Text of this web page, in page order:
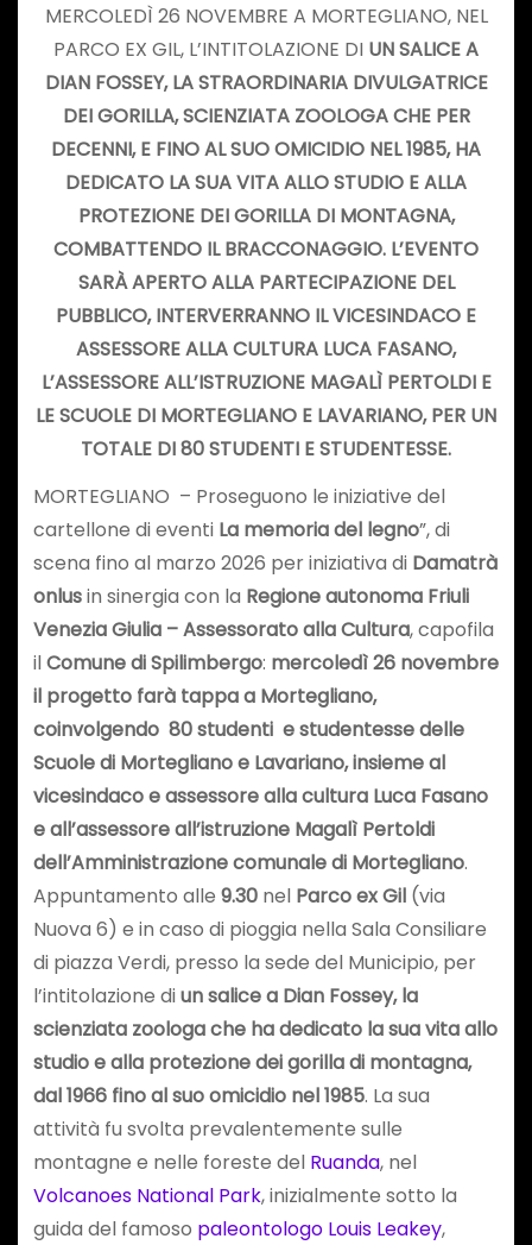
MERCOLEDÌ 26 NOVEMBRE A MORTEGLIANO, NEL
PARCO EX GIL, L’INTITOLAZIONE DI UN SALICE A
DIAN FOSSEY, LA STRAORDINARIA DIVULGATRICE
DEI GORILLA,SCIENZIATA ZOOLOGA CHE PER
DECENNI, E FINO AL SUO OMICIDIO NEL 1985, HA
DEDICATO LA SUA VITA ALLO STUDIO E ALLA
PROTEZIONE DEI GORILLA DI MONTAGNA,
COMBATTENDO IL BRACCONAGGIO. L’EVENTO
SARÀ APERTO ALLA PARTECIPAZIONE DEL
PUBBLICO, INTERVERRANNO IL VICESINDACO E
ASSESSORE ALLA CULTURA LUCA FASANO,
L’ASSESSORE ALL’ISTRUZIONE MAGALÌ PERTOLDI E
LE SCUOLE DI MORTEGLIANO E LAVARIANO, PER UN
TOTALE DI 80 STUDENTI E STUDENTESSE.
MORTEGLIANO – Proseguono le iniziative del
cartellone di eventi La memoria del legno”, di
scena fino al marzo 2026 per iniziativa di Damatrà
onlusin sinergia con la Regione autonoma Friuli
Venezia Giulia – Assessorato alla Cultura, capofila
ilComune di Spilimbergo: mercoledì 26 novembre
il progetto farà tappa a Mortegliano,
coinvolgendo 80 studenti e studentesse delle
Scuole di Mortegliano e Lavariano, insieme al
vicesindaco e assessore alla cultura Luca Fasano
e all’assessore all’istruzione Magalì Pertoldi
dell’Amministrazione comunale di Mortegliano.
Appuntamento alle 9.30 nelParco ex Gil (via
Nuova 6) e in caso di pioggia nella Sala Consiliare
di piazza Verdi, presso la sede del Municipio, per
l’intitolazione diun salice a Dian Fossey, la
scienziata zoologache ha dedicato la sua vita allo
studio e alla protezione dei gorilla di montagna,
dal 1966 fino al suo omicidio nel 1985. La sua
attività fu svolta prevalentemente sulle
montagne e nelle foreste del Ruanda, nel
Volcanoes National Park, inizialmente sotto la
guida del famoso paleontologo Louis Leakey,